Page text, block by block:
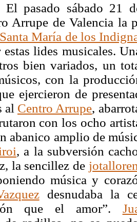
El pasado sábado 21
Arrupe de Valencia la
Santa María de los
lides musicales.
bien variados, un
con la
ejercieron de
al Centro Arrupe,
con los ocho
abanico amplio de
, a la subversión
la sencillez de
música y
desnudaba la
que el amor”.